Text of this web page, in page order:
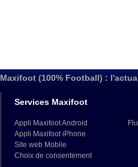
Maxifoot (100% Football) :
Services Maxifoot
Appli Maxifoot Android
Appli Maxifoot iPhone
Site web Mobile
Choix de consentement